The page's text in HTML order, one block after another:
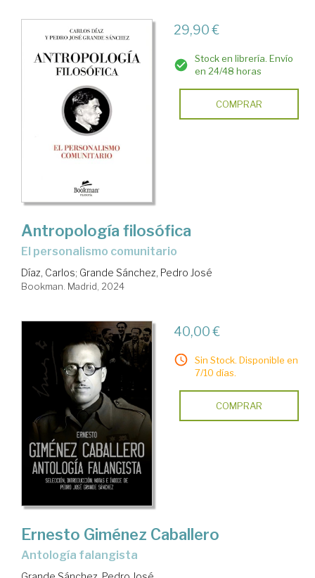
29,90 €
Stock en librería. Envío
en 24/48 horas
COMPRAR
Antropología filosófica
el personalismo comunitario
Díaz, Carlos; Grande Sánchez, Pedro José
Bookman. Madrid, 2024
40,00 €
Sin Stock. Disponible en
7/10 días.
COMPRAR
Ernesto Giménez Caballero
Antología falangista